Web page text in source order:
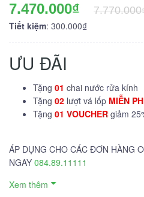
7.470.000₫
Tiết kiệm: 300.000₫
ƯU ĐÃI
Tặng 01 chai nước rửa kính
Tặng 02 lượt vá lốp MIỄN
Tặng 01 VOUCHER giảm
ÁP DỤNG CHO CÁC ĐƠN HÀNG
NGAY 084.89.11111
Xem thêm